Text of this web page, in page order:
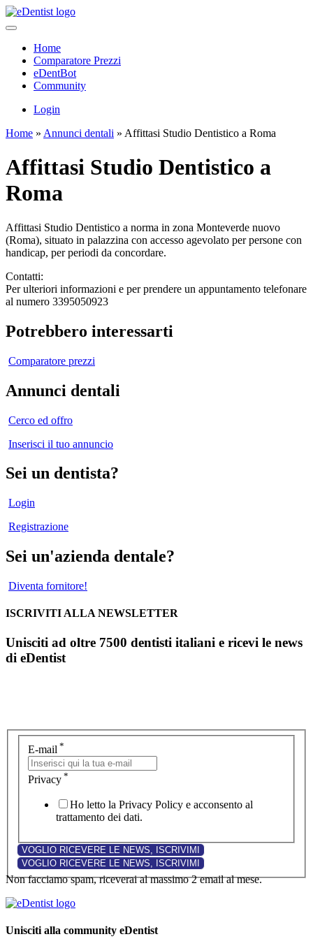
Home
Comparatore Prezzi
eDentBot
Community
Login
Home » Annunci dentali » Affittasi Studio Dentistico a Roma
Affittasi Studio Dentistico a
Roma
Affittasi Studio Dentistico a norma in zona Monteverde nuovo
(Roma), situato in palazzina con accesso agevolato per persone con
handicap, per periodi da concordare.
Contatti:
Per ulteriori informazioni e per prendere un appuntamento telefonare
al numero 3395050923
Potrebbero interessarti
Comparatore prezzi
Annunci dentali
Cerco ed offro
Inserisci il tuo annuncio
Sei un dentista?
Login
Registrazione
Sei un'azienda dentale?
Diventa fornitore!
ISCRIVITI ALLA NEWSLETTER
Unisciti ad oltre 7500 dentisti italiani e ricevi le news
di eDentist
E-mail *
Privacy *
Ho letto la Privacy Policy e acconsento al
trattamento dei dati.
Non facciamo spam, riceverai al massimo 2 email al mese.
Unisciti alla community eDentist